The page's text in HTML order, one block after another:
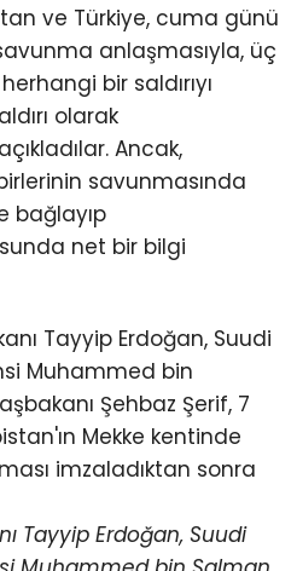
ve Türkiye, cuma günü
savunma anlaşmasıyla, üç
bir saldırıyı
olarak
Ancak,
savunmasında
bağlayıp
net bir bilgi
Tayyip Erdoğan, Suudi